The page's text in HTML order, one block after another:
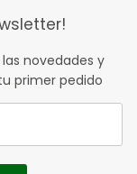
novedades y
primer pedido